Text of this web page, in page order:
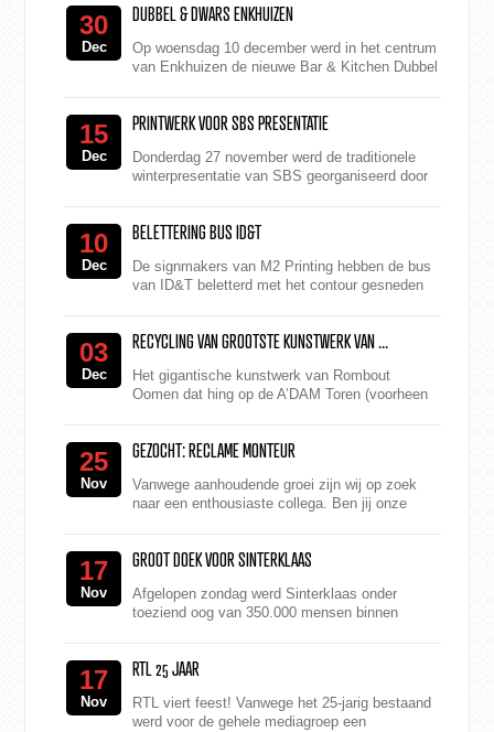
30
Dec
DUBBEL & DWARS ENKHUIZEN
Op woensdag 10 december werd in het centrum
van Enkhuizen de nieuwe Bar & Kitchen Dubbel
15
Dec
PRINTWERK VOOR SBS PRESENTATIE
Donderdag 27 november werd de traditionele
winterpresentatie van SBS georganiseerd door
10
Dec
BELETTERING BUS ID&T
De signmakers van M2 Printing hebben de bus
van ID&T beletterd met het contour gesneden
03
Dec
RECYCLING VAN GROOTSTE KUNSTWERK VAN ...
Het gigantische kunstwerk van Rombout
Oomen dat hing op de A’DAM Toren (voorheen
25
Nov
GEZOCHT: RECLAME MONTEUR
Vanwege aanhoudende groei zijn wij op zoek
naar een enthousiaste collega. Ben jij onze
17
Nov
GROOT DOEK VOOR SINTERKLAAS
Afgelopen zondag werd Sinterklaas onder
toeziend oog van 350.000 mensen binnen
17
Nov
RTL 25 JAAR
RTL viert feest! Vanwege het 25-jarig bestaand
werd voor de gehele mediagroep een